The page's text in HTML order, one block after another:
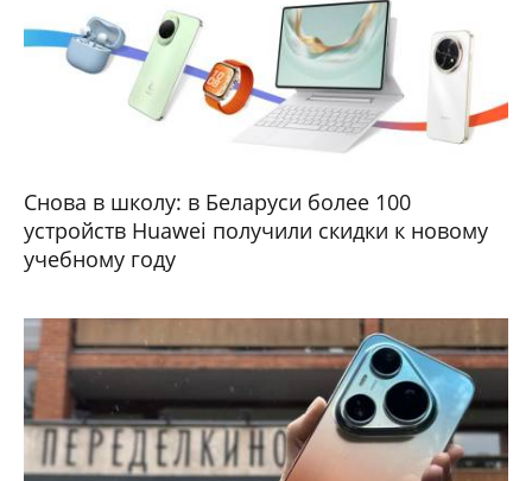
Снова в школу: в Беларуси более 100
устройств Huawei получили скидки к новому
учебному году